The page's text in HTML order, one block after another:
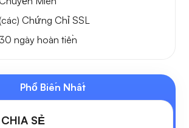
Chứng Chỉ SSL
30 ngày hoàn tiền
Phổ Biến Nhất
SẺ